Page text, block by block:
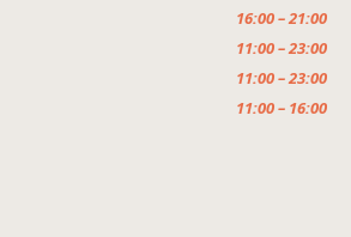
16:00 – 21:00
11:00 – 23:00
11:00 – 23:00
11:00 – 16:00